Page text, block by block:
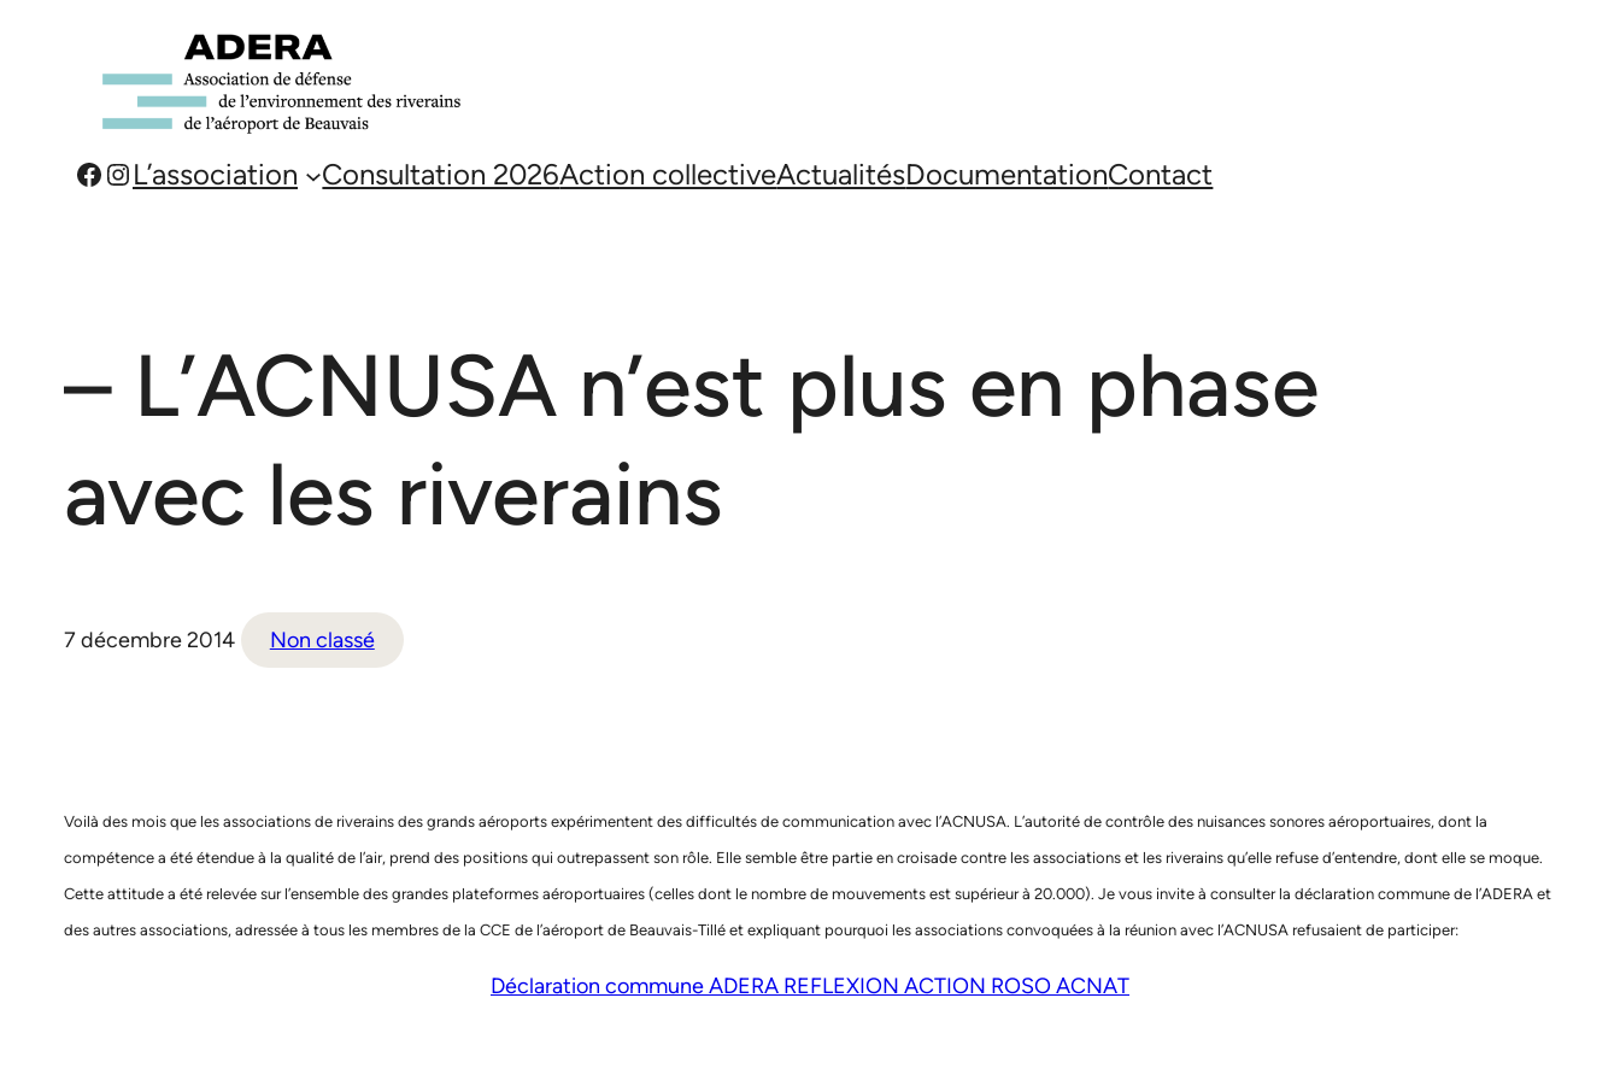
Facebook
Instagram
L’association Consultation 2026Action collectiveActualitésDocumentationContact
– L’ACNUSA n’est plus en phase
avec les riverains
7 décembre 2014 Non classé
Voilà des mois que les associations de riverains des grands aéroports expérimentent des difficultés de communication avec l’ACNUSA. L’autorité de contrôle des nuisances sonores aéroportuaires, dont la
compétence a été étendue à la qualité de l’air, prend des positions qui outrepassent son rôle. Elle semble être partie en croisade contre les associations et les riverains qu’elle refuse d’entendre, dont elle se moque.
Cette attitude a été relevée sur l’ensemble des grandes plateformes aéroportuaires (celles dont le nombre de mouvements est supérieur à 20.000). Je vous invite à consulter la déclaration commune de l’ADERA et
des autres associations, adressée à tous les membres de la CCE de l’aéroport de Beauvais-Tillé et expliquant pourquoi les associations convoquées à la réunion avec l’ACNUSA refusaient de participer:
Déclaration commune ADERA REFLEXION ACTION ROSO ACNAT